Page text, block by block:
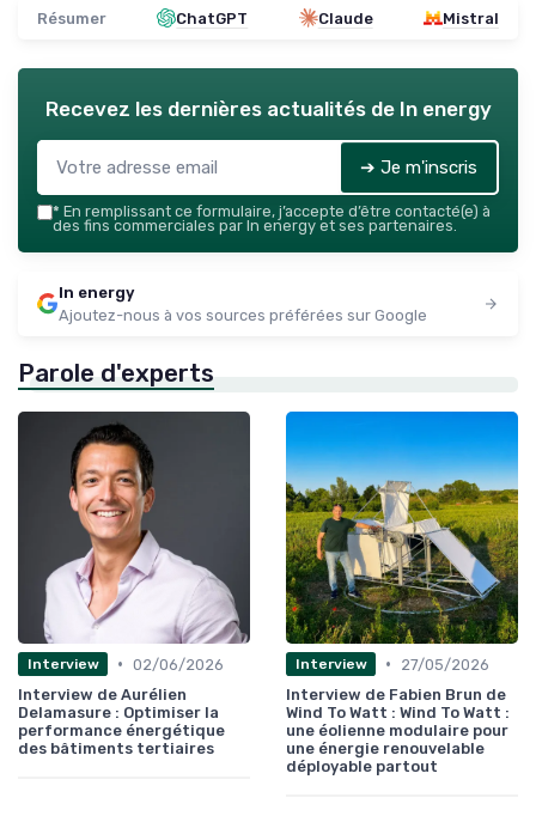
Résumer ChatGPT Claude Mistral
Recevez les dernières actualités de In energy
➔ Je m'inscris
* En remplissant ce formulaire, j’accepte d’être contacté(e) à
des fins commerciales par In energy et ses partenaires.
In energy
Ajoutez-nous à vos sources préférées sur Google
Parole d'experts
Interview • 02/06/2026
Interview de Aurélien
Delamasure : Optimiser la
performance énergétique
des bâtiments tertiaires
Interview •
27/05/2026
Interview de Fabien Brun de
Wind To Watt : Wind To Watt :
une éolienne modulaire pour
une énergie renouvelable
déployable partout